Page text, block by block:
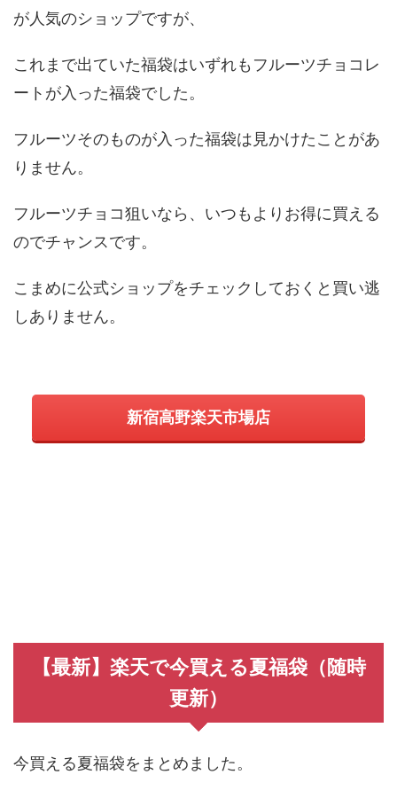
が人気のショップですが、
これまで出ていた福袋はいずれもフルーツチョコレ
ートが入った福袋でした。
フルーツそのものが入った福袋は見かけたことがあ
りません。
フルーツチョコ狙いなら、いつもよりお得に買える
のでチャンスです。
こまめに公式ショップをチェックしておくと買い逃
しありません。
新宿高野楽天市場店
【最新】楽天で今買える夏福袋（随時
更新）
今買える夏福袋をまとめました。